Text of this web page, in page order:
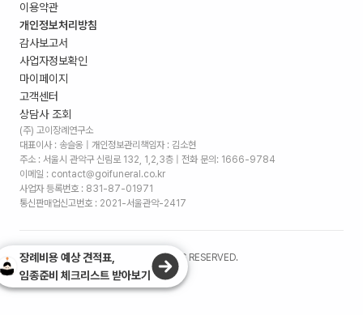
이용약관
개인정보처리방침
감사보고서
사업자정보확인
마이페이지
고객센터
상담사 조회
(주) 고이장례연구소
대표이사 : 송슬옹 | 개인정보관리책임자 : 김소현
주소 : 서울시 관악구 신림로 132, 1,2,3층 | 전화 문의: 1666-9784
이메일 : contact@goifuneral.co.kr
사업자 등록번호 : 831-87-01971
통신판매업신고번호 : 2021-서울관악-2417
©2026. (주)고이장례연구소 ALL RIGHTS RESERVED.
장례비용 예상 견적표,
임종준비 체크리스트 받아보기